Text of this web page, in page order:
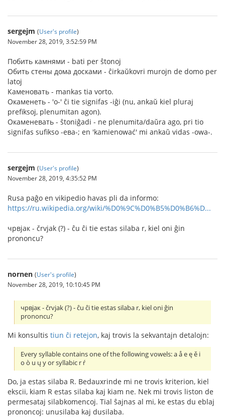
sergejm (User's profile)
November 28, 2019, 3:52:59 PM
Побить камнями - bati per ŝtonoj
Обить стены дома досками - ĉirkaŭkovri murojn de domo per
latoj
Каменовать - mankas tia vorto.
Окаменеть - 'о-' ĉi tie signifas -iĝi (nu, ankaŭ kiel pluraj
prefiksoj, plenumitan agon).
Окаменевать - ŝtoniĝadi - ne plenumita/daŭra ago, pri tio
signifas sufikso -ева-; en 'kamienować' mi ankaŭ vidas -owa-.
sergejm (User's profile)
November 28, 2019, 4:35:52 PM
Rusa paĝo en vikipedio havas pli da informo:
https://ru.wikipedia.org/wiki/%D0%9C%D0%B5%D0%B6%D...
чрвjак - črvjak (?) - ĉu ĉi tie estas silaba r, kiel oni ĝin
prononcu?
nornen (User's profile)
November 28, 2019, 10:10:45 PM
чрвjак - črvjak (?) - ĉu ĉi tie estas silaba r, kiel oni ĝin
prononcu?
Mi konsultis tiun ĉi retejon, kaj trovis la sekvantajn detalojn:
Every syllable contains one of the following vowels: a å e ę ě i
o ò u ų y or syllabic r ŕ
Do, ja estas silaba R. Bedauxrinde mi ne trovis kriterion, kiel
ekscii, kiam R estas silaba kaj kiam ne. Nek mi trovis liston de
permesataj silabkomencoj. Tial ŝajnas al mi, ke estas du eblaj
prononcoj: unusilaba kaj dusilaba.